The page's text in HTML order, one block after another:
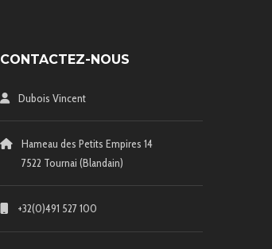
CONTACTEZ-NOUS
Dubois Vincent
Hameau des Petits Empires 14
7522 Tournai (Blandain)
+32(0)491 527 100